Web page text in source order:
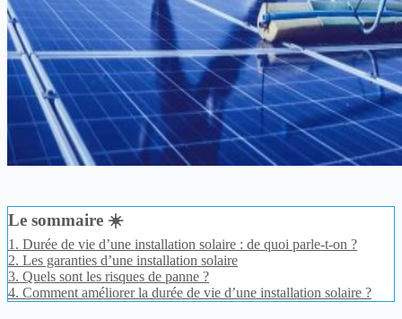
Le sommaire ☀️
1. Durée de vie d’une installation solaire : de quoi parle-t-on ?
2. Les garanties d’une installation solaire
3. Quels sont les risques de panne ?
4. Comment améliorer la durée de vie d’une installation solaire ?